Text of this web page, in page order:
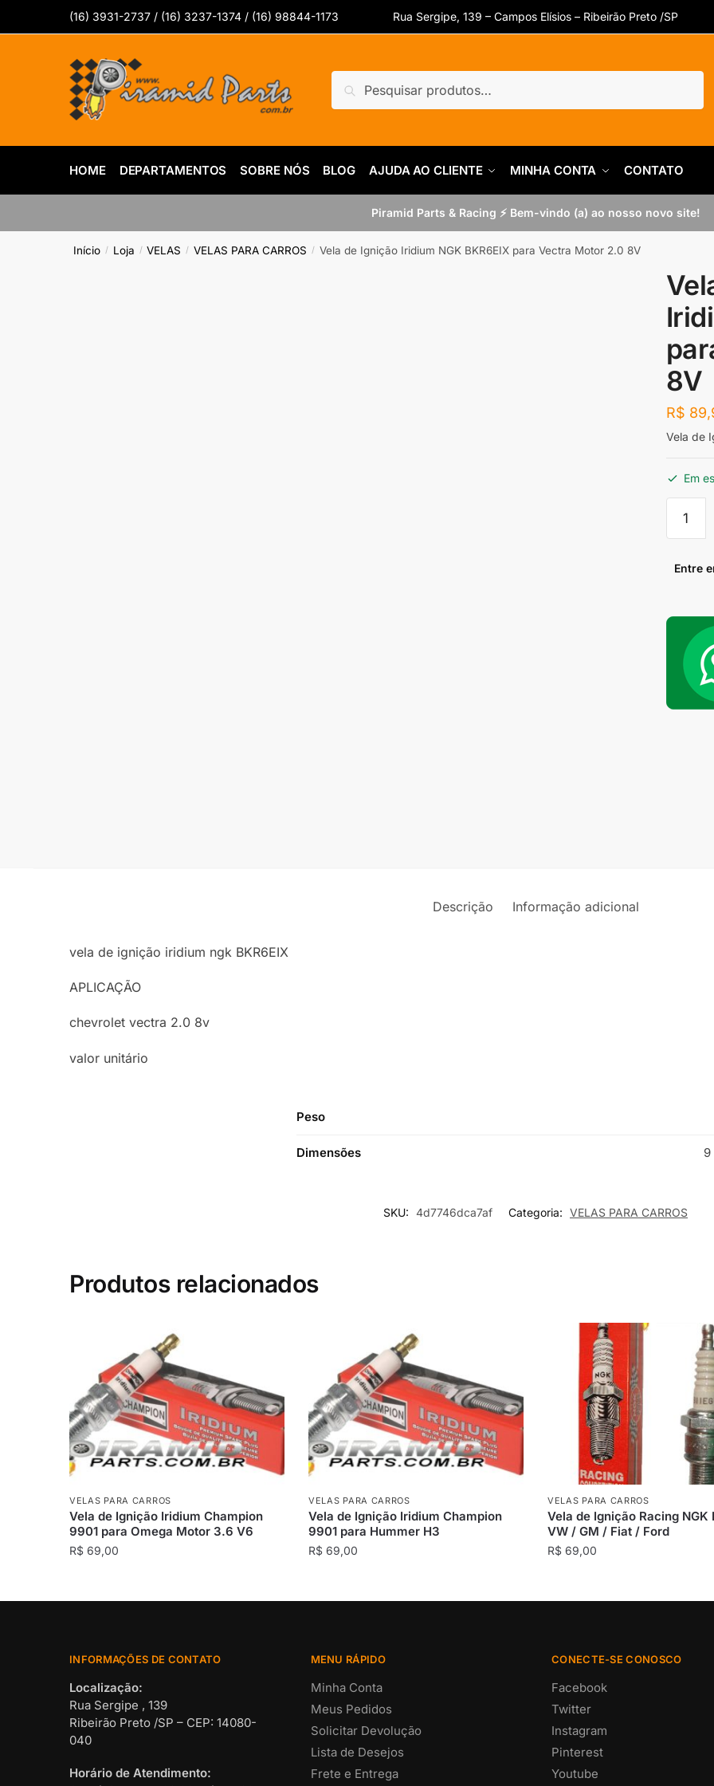
(16) 3931-2737 / (16) 3237-1374 / (16) 98844-1173 Rua Sergipe, 139 – Campos Elísios – Ribeirão Preto /SP
por:
Pesquisar
HOME DEPARTAMENTOS SOBRE NÓS BLOG AJUDA AO CLIENTE MINHA CONTA CONTATO
Piramid Parts & Racing ⚡ Bem-vindo (a) ao nosso novo site!
Início / Loja / VELAS / VELAS PARA CARROS / Vela de Ignição Iridium NGK BKR6EIX para Vectra Motor 2.0 8V
8V
R$
Vela de
Em
Iridium
para
Vectra
Motor
8V
Entre
Descrição Informação adicional
vela de ignição iridium ngk BKR6EIX
APLICAÇÃO
chevrolet vectra 2.0 8v
valor unitário
Peso
Dimensões 9
SKU: 4d7746dca7af Categoria: VELAS PARA CARROS
Produtos relacionados
VELAS PARA CARROS
Vela de Ignição Iridium Champion
9901 para Omega Motor 3.6 V6
R$ 69,00
VELAS PARA CARROS
Vela de Ignição Iridium Champion
9901 para Hummer H3
R$ 69,00
VELAS PARA CARROS
Vela de Ignição Racing NGK
VW / GM / Fiat / Ford
R$69,00
INFORMAÇÕES DE CONTATO
Localização:
Rua Sergipe , 139
Ribeirão Preto /SP – CEP: 14080-
040
Horário de Atendimento:
MENU RÁPIDO
Minha Conta
Meus Pedidos
Solicitar Devolução
Lista de Desejos
Frete e Entrega
CONECTE-SE CONOSCO
Facebook
Twitter
Instagram
Pinterest
Youtube